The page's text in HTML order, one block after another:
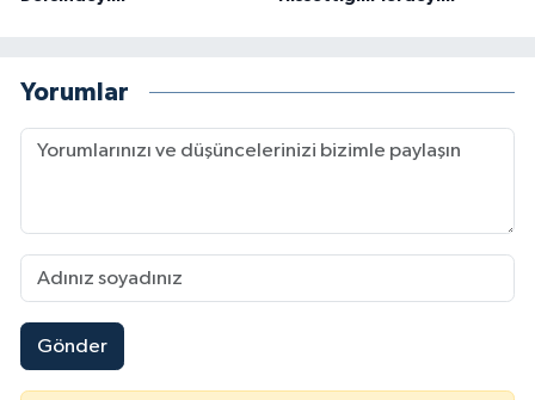
Yorumlar
Gönder
Diyarbakır Müftülüğü
Edirne Müftülüğü
Erzincan Müftülüğü
Eskişehir Müftülüğü
İhtida Haberleri